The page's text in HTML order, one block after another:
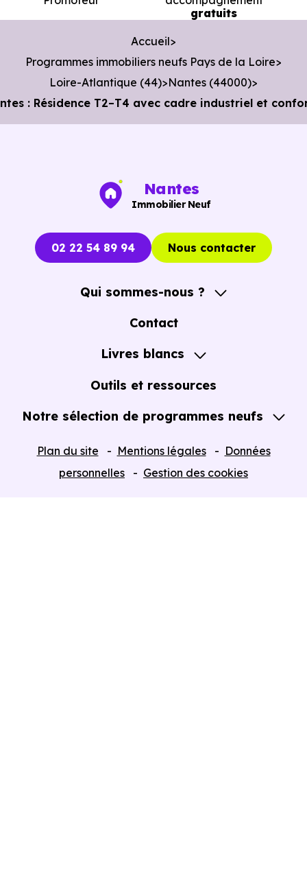
Bibliothèque de Chantenay
soit 4 min en voiture ou à 1.8 km, soit 22 min à pied
gratuits
Accueil
Programmes immobiliers neufs Pays de la Loire
Loire-Atlantique (44) Nantes (44000)
: Résidence T2–T4 avec cadre industriel et
Nantes
Immobilier Neuf
02 22 54 89 94 Nous contacter
Qui sommes-nous ?
A propos
Contact
Livres blancs
Guide de l'Achat immobilier neuf en VEFA
Outils et ressources
Notre sélection de programmes neufs
Plan du site Mentions légales
Données
personnelles
Gestion des cookies